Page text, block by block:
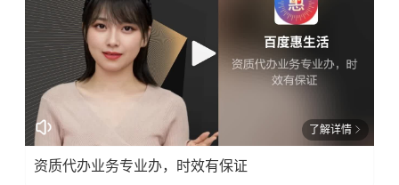
了解详情
资质代办业务专业办，时效有保证